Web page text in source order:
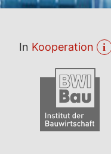
In Koop­eration